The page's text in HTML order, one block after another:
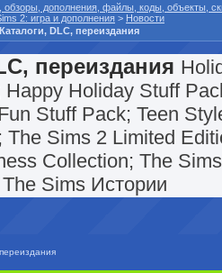
обзоры, дополнения, файлы, коды, объекты,
2: игра и дополнения > Новости
Каталоги, DLC, переиздания
переиздания
Holiday Stuff
Stuff Pack; Teen
The Sims 2 Limited
Collection; The
Sims Истории